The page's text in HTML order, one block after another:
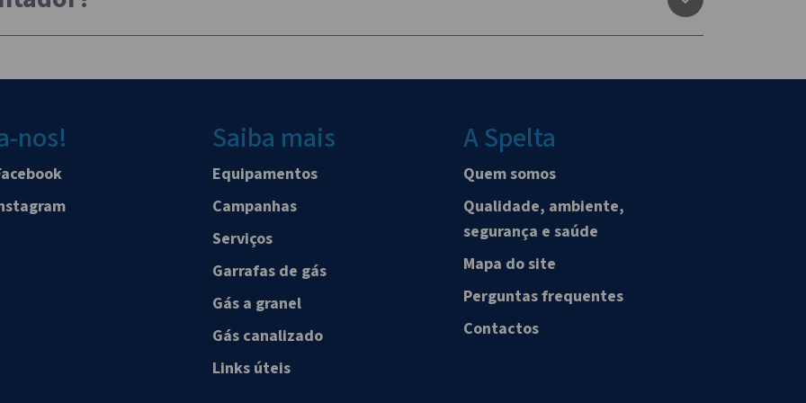
nos! Saiba mais
Equipamentos
Campanhas
Serviços
Garrafas de gás
Gás a granel
Gás canalizado
Links úteis
A Spelta
Quem somos
Qualidade, ambiente,
segurança e saúde
Mapa do site
Perguntas frequentes
Contactos